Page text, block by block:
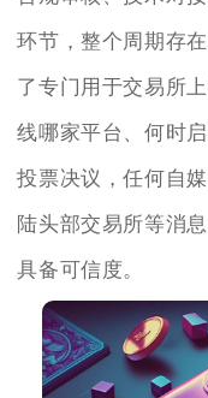
环节，整个周期存
了专门用于交易所
线哪家平台、何时
投票决议，任何自
陆头部交易所等消
具备可信度。